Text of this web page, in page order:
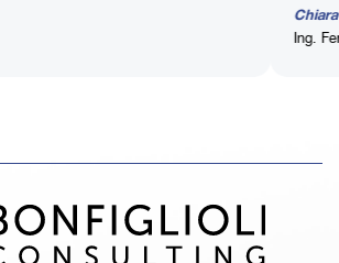
Chiara Di Bartolo